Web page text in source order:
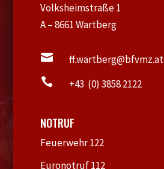
Volksheimstraße 1
A – 8661 Wartberg
 ff.wartberg@bfvmz.at
 +43 (0) 3858 2122
NOTRUF
Feuerwehr 122
Euronotruf 112